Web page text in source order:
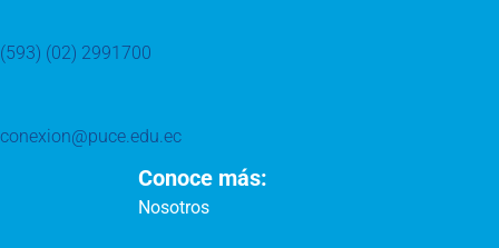
(593) (02) 2991700
conexion@puce.edu.ec
Conoce más:
Nosotros